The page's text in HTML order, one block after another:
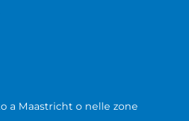
a Maastricht o nelle zone